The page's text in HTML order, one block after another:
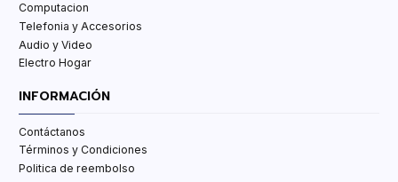
Computacion
Telefonia y Accesorios
Audio y Video
Electro Hogar
INFORMACIÓN
Contáctanos
Términos y Condiciones
Politica de reembolso